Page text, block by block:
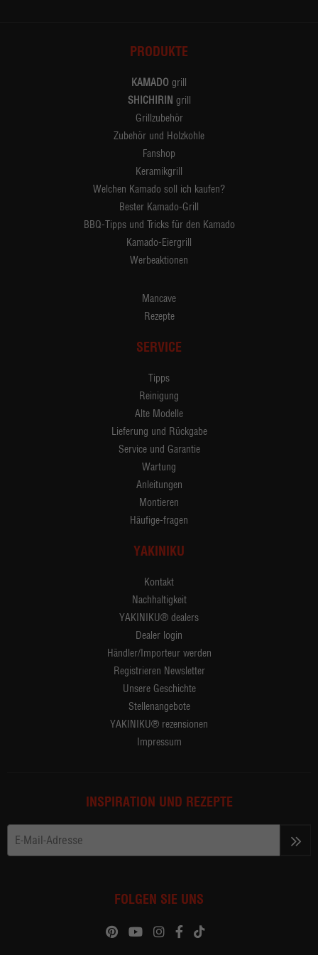
PRODUKTE
KAMADO grill
SHICHIRIN grill
Grillzubehör
Zubehör und Holzkohle
Fanshop
Keramikgrill
Welchen Kamado soll ich kaufen?
Bester Kamado-Grill
BBQ-Tipps und Tricks für den Kamado
Kamado-Eiergrill
Werbeaktionen
Mancave
Rezepte
SERVICE
Tipps
Reinigung
Alte Modelle
Lieferung und Rückgabe
Service und Garantie
Wartung
Anleitungen
Montieren
Häufige-fragen
YAKINIKU
Kontakt
Nachhaltigkeit
YAKINIKU® dealers
Dealer login
Händler/Importeur werden
Registrieren Newsletter
Unsere Geschichte
Stellenangebote
YAKINIKU® rezensionen
Impressum
INSPIRATION UND REZEPTE
FOLGEN SIE UNS